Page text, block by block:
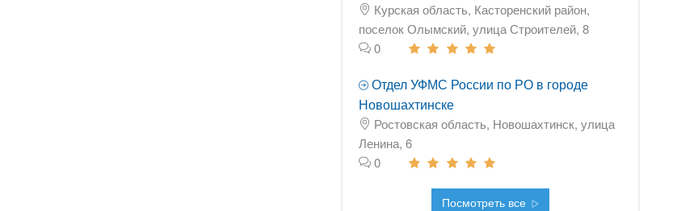
Курская область, Касторенский район,
поселок Олымский, улица Строителей, 8
0
Отдел УФМС России по РО в городе
Новошахтинске
Ростовская область, Новошахтинск, улица
Ленина, 6
0
Посмотреть все